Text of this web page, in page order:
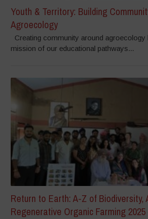
Youth & Territory: Building
Agroecology
Creating community around agroecology
mission of our educational pathways...
Return to Earth: A-Z of Biodiversity,
Regenerative Organic Farming